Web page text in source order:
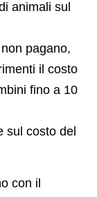
animali sul
pagano,
il costo
fino a 10
sul costo del
con il